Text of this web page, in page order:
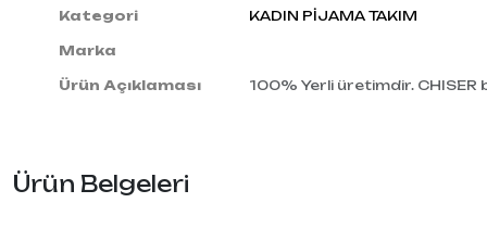
Kategori KADIN PİJAMA TAKIM
Marka
Ürün Açıklaması 100% Yerli üretimdir. CHISER
Ürün Belgeleri